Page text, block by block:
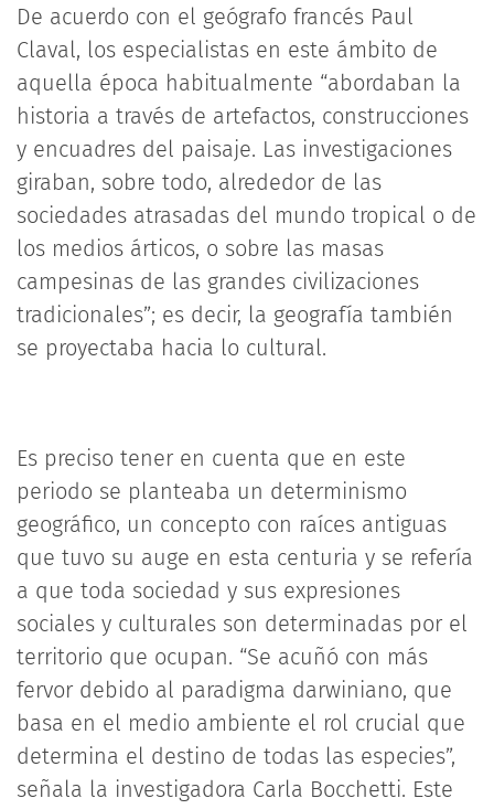
De acuerdo con el geógrafo francés Paul
Claval, los especialistas en este ámbito de
aquella época habitualmente “abordaban la
historia a través de artefactos, construcciones
y encuadres del paisaje. Las investigaciones
giraban, sobre todo, alrededor de las
sociedades atrasadas del mundo tropical o de
los medios árticos, o sobre las masas
campesinas de las grandes civilizaciones
tradicionales”; es decir, la geografía también
se proyectaba hacia lo cultural.
Es preciso tener en cuenta que en este
periodo se planteaba un determinismo
geográfico, un concepto con raíces antiguas
que tuvo su auge en esta centuria y se refería
a que toda sociedad y sus expresiones
sociales y culturales son determinadas por el
territorio que ocupan. “Se acuñó con más
fervor debido al paradigma darwiniano, que
basa en el medio ambiente el rol crucial que
determina el destino de todas las especies”,
señala la investigadora Carla Bocchetti. Este